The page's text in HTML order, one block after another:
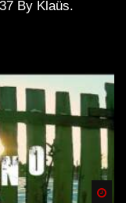
By Klaüs.